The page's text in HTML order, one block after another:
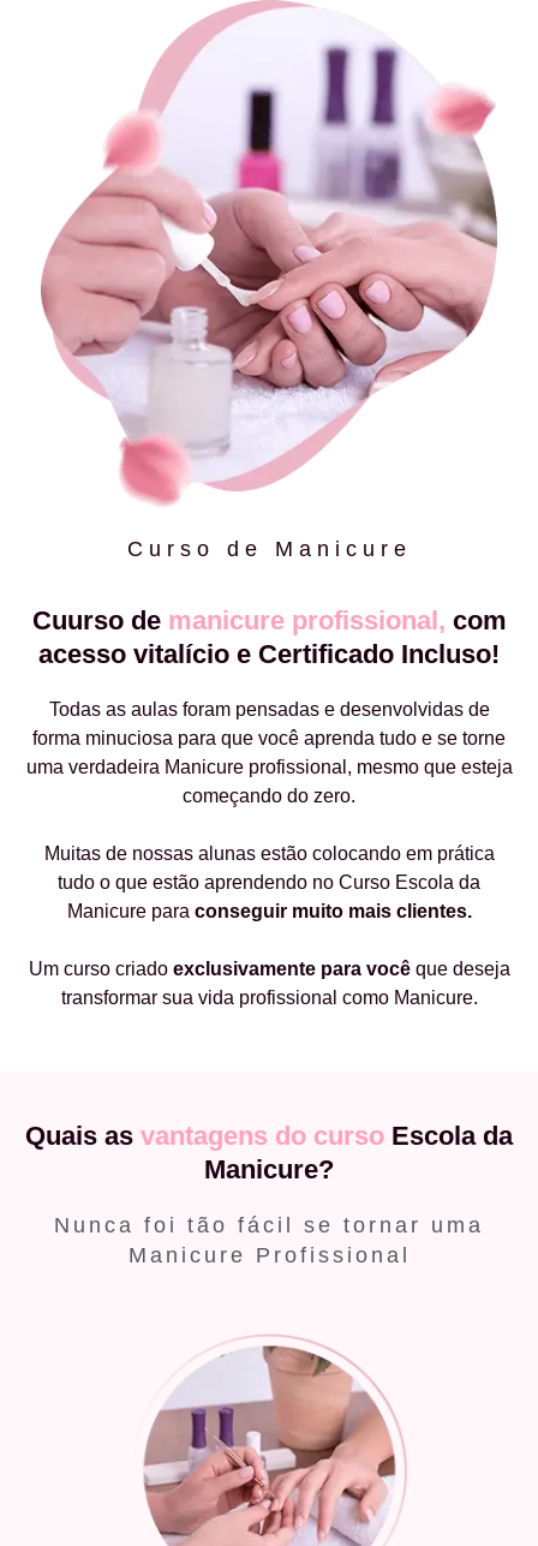
Curso de Manicure
Cuurso de manicure profissional, com
acesso vitalício e Certificado Incluso!
Todas as aulas foram pensadas e desenvolvidas de
forma minuciosa para que você aprenda tudo e se torne
uma verdadeira Manicure profissional, mesmo que esteja
começando do zero.
Muitas de nossas alunas estão colocando em prática
tudo o que estão aprendendo no Curso Escola da
Manicure para conseguir muito mais clientes.
Um curso criado exclusivamente para vocêque deseja
transformar sua vida profissional como Manicure.
Quais as vantagens do curso Escola da
Manicure?
Nunca foi tão fácil se tornar uma
Manicure Profissional